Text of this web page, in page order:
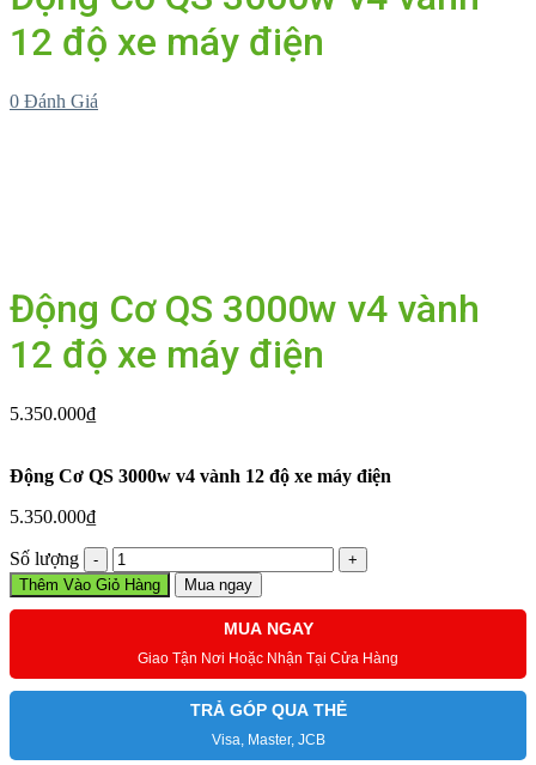
12 độ xe máy điện
0 Đánh Giá
Động Cơ QS 3000w v4 vành
12 độ xe máy điện
5.350.000₫
Động Cơ QS 3000w v4 vành 12 độ xe máy điện
5.350.000₫
Số lượng
Động
Cơ
QS
vành
12
Thêm Vào Giỏ Hàng Mua ngay
MUA NGAY
Giao Tận Nơi Hoặc Nhận Tại Cửa Hàng
TRẢ GÓP QUA THẺ
Visa, Master, JCB